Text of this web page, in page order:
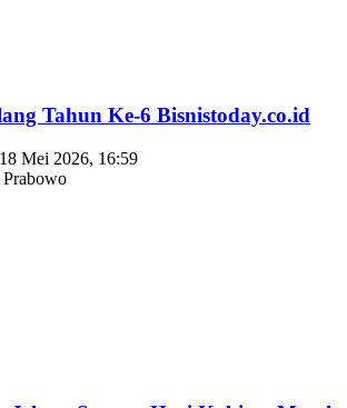
Tahun Ke-6 Bisnistoday.co.id
Mei 2026, 16:59